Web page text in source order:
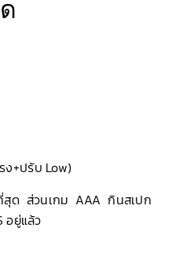
ง+ปรับ Low)
สุด ส่วนเกม AAA กินสเปก
อยู่แล้ว